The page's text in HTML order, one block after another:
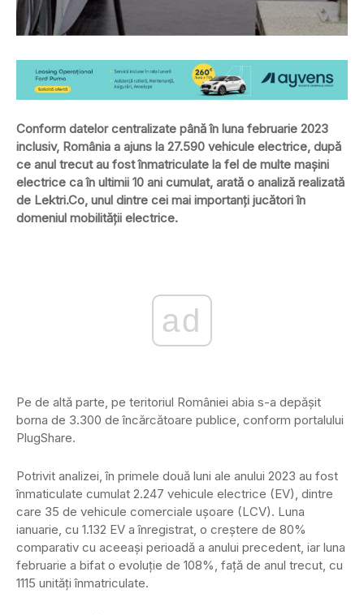
Conform datelor centralizate până în luna februarie 2023
inclusiv, România a ajuns la 27.590 vehicule electrice, după
ce anul trecut au fost înmatriculate la fel de multe mașini
electrice ca în ultimii 10 ani cumulat, arată o analiză realizată
de Lektri.Co, unul dintre cei mai importanți jucători în
domeniul mobilității electrice.
ad
Pe de altă parte, pe teritoriul României abia s-a depășit
borna de 3.300 de încărcătoare publice, conform portalului
PlugShare.
Potrivit analizei, în primele două luni ale anului 2023 au fost
înmaticulate cumulat 2.247 vehicule electrice (EV), dintre
care 35 de vehicule comerciale ușoare (LCV). Luna
ianuarie, cu 1.132 EV a înregistrat, o creștere de 80%
comparativ cu aceeași perioadă a anului precedent, iar luna
februarie a bifat o evoluție de 108%, față de anul trecut, cu
1115 unități înmatriculate.